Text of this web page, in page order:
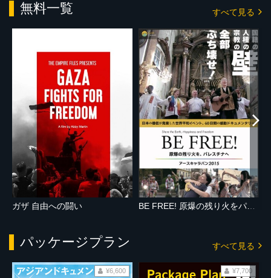
無料一覧 すべて見る
ガザ 自由への闘い
パッケージプラン すべて見る
¥6,600 ¥7,700